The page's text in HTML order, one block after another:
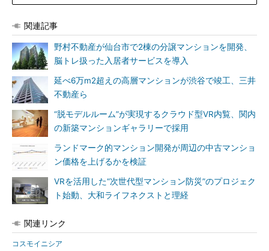
関連記事
野村不動産が仙台市で2棟の分譲マンションを開発、
脳トレ扱った入居者サービスを導入
延べ6万m2超えの高層マンションが渋谷で竣工、三井
不動産ら
“脱モデルルーム”が実現するクラウド型VR内覧、関内
の新築マンションギャラリーで採用
ランドマーク的マンション開発が周辺の中古マンショ
ン価格を上げるかを検証
VRを活用した“次世代型マンション防災”のプロジェク
ト始動、大和ライフネクストと理経
関連リンク
コスモイニシア